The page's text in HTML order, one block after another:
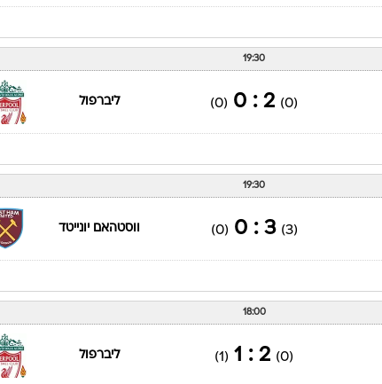
19:30
(0)
2 : 0
(0) ליברפול
19:30
(3)
3 : 0
(0) ווסטהאם יונייטד
18:00
(0)
2 : 1
(1) ליברפול